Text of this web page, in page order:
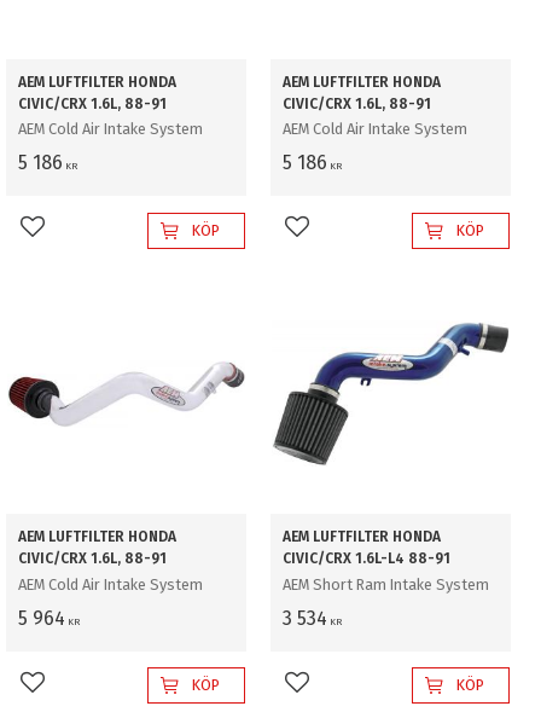
AEM LUFTFILTER HONDA
CIVIC/CRX 1.6L, 88-91
AEM Cold Air Intake System
5 186 KR
Lägg till i favoriterKÖP
AEM LUFTFILTER HONDA
CIVIC/CRX 1.6L, 88-91
AEM Cold Air Intake System
5 186 KR
Lägg till i favoriterKÖP
AEM LUFTFILTER HONDA
CIVIC/CRX 1.6L, 88-91
AEM Cold Air Intake System
5 964 KR
Lägg till i favoriterKÖP
AEM LUFTFILTER HONDA
CIVIC/CRX 1.6L-L4 88-91
AEM Short Ram Intake System
3 534 KR
Lägg till i favoriterKÖP